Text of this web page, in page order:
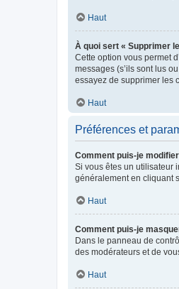
Haut
À quoi sert « Supprimer
Cette option vous permet
messages (s’ils sont lus
essayez de supprimer les
Haut
Préférences et
Comment puis-je
Si vous êtes un utilisateur
généralement en cliquant
Haut
Comment puis-je
Dans le panneau de
des modérateurs et de
Haut